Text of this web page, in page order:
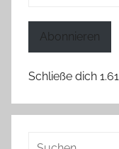
Abonnieren
Schließe dich
Suchen